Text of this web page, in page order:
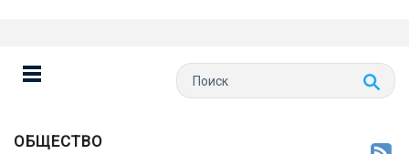
ОБЩЕСТВО